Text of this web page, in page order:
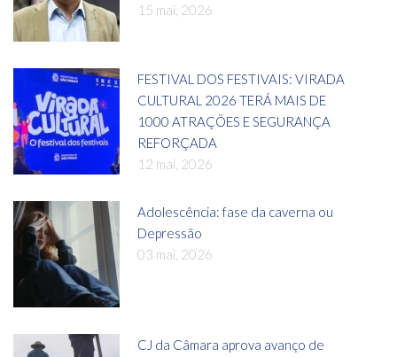
15 mai, 2026
FESTIVAL DOS FESTIVAIS: VIRADA
CULTURAL 2026 TERÁ MAIS DE
1000 ATRAÇÕES E SEGURANÇA
REFORÇADA
12 mai, 2026
Adolescência: fase da caverna ou
Depressão
03 mai, 2026
CJ da Câmara aprova avanço de